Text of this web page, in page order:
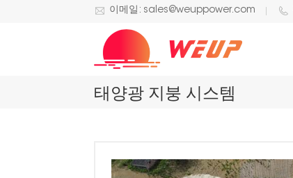
이메일: sales@weuppower.com
태양광 지붕 시스템